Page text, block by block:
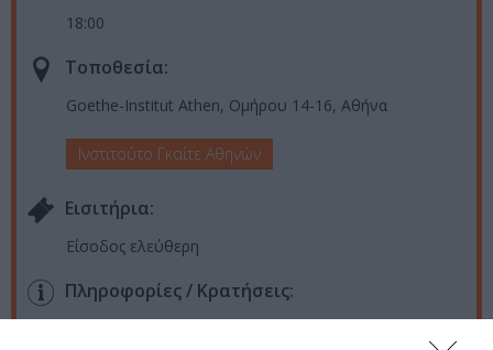
18:00
Τοποθεσία:
Goethe-Institut Athen, Ομήρου 14-16, Αθήνα
Ινστιτούτο Γκαίτε Αθηνών
Eισιτήρια:
Είσοδος ελεύθερη
Πληροφορίες / Κρατήσεις: